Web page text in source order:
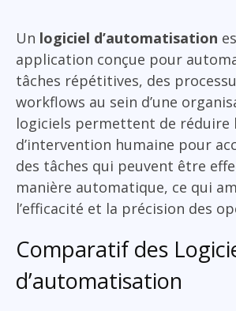
Un logiciel d’automatisation
application conçue pour
tâches répétitives, des
workflows au sein d’une
logiciels permettent de réduire
d’intervention humaine pour
des tâches qui peuvent être
manière automatique, ce qui
l’efficacité et la précision des
Comparatif des
d’automatisation